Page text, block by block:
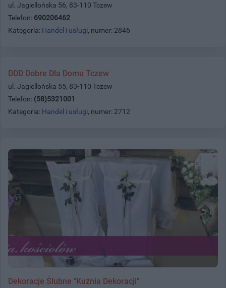
ul. Jagiellońska 56, 83-110 Tczew
Telefon: 690206462
Kategoria: Handel i usługi, numer: 2846
DDD Dobre Dla Domu Tczew
ul. Jagiellońska 55, 83-110 Tczew
Telefon: (58)5321001
Kategoria: Handel i usługi, numer: 2712
Dekoracje Ślubne "Kuźnia Dekoracji"